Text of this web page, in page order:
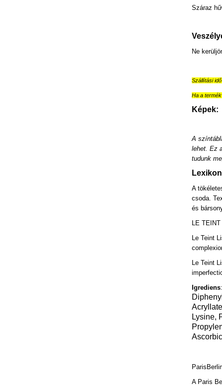
Száraz
Ne
Szállítási
Ha a
Képek:
A
lehet. Ez
tudunk
A
csoda.
és
LE
Le Teint
Le Teint
Igrediens:
Lysine,
A Paris